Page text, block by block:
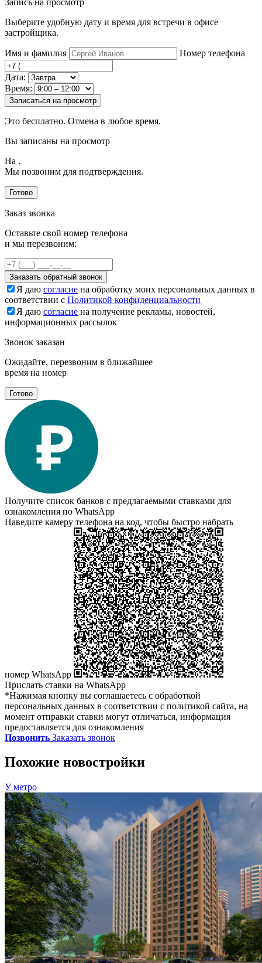
Выберите удобную дату и время для встречи в офисе
застройщика.
Имя и фамилия Номер телефона
Дата:
Время:
Записаться на просмотр
Это бесплатно. Отмена в любое время.
Вы записаны на просмотр
На .
Мы позвоним для подтверждения.
Готово
Заказ звонка
Оставьте свой номер телефона
и мы перезвоним:
Заказать обратный звонок
Я даю согласие на обработку моих персональных данных в
соответствии с Политикой конфиденциальности
Я даю согласие на получение рекламы, новостей,
информационных рассылок
Звонок заказан
Ожидайте, перезвоним в ближайшее
время на номер
Готово
Получите список банков с предлагаемыми ставками для
ознакомления по WhatsApp
Наведите камеру телефона на код, чтобы быстро набрать
номер WhatsApp
Прислать ставки на WhatsApp
*Нажимая кнопку вы соглашаетесь с обработкой
персональных данных в соответствии с политикой сайта, на
момент отправки ставки могут отличаться, информация
предоставляется для ознакомления
Позвонить Заказать звонок
Похожие новостройки
У метро